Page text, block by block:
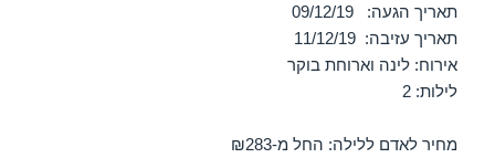
תאריך הגעה: 09/12/19
תאריך עזיבה: 11/12/19
אירוח: לינה וארוחת בוקר
לילות: 2
מחיר לאדם ללילה: החל מ-₪283